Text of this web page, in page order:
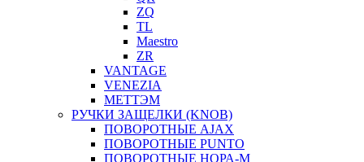
ZQ
TL
Maestro
ZR
VANTAGE
VENEZIA
МЕТТЭМ
РУЧКИ ЗАЩЕЛКИ (KNOB)
ПОВОРОТНЫЕ AJAX
ПОВОРОТНЫЕ PUNTO
ПОВОРОТНЫЕ НОРА-М